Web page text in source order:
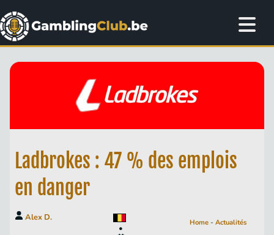
Ladbrokes : 47 % des emplois
en danger
Alex D.
•
Home - Actualités